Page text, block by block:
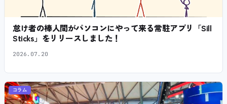
怠け者の棒人間がパソコンにやって来る常駐アプリ「Sill
Sticks」をリリースしました！
2026.07.20
コラム